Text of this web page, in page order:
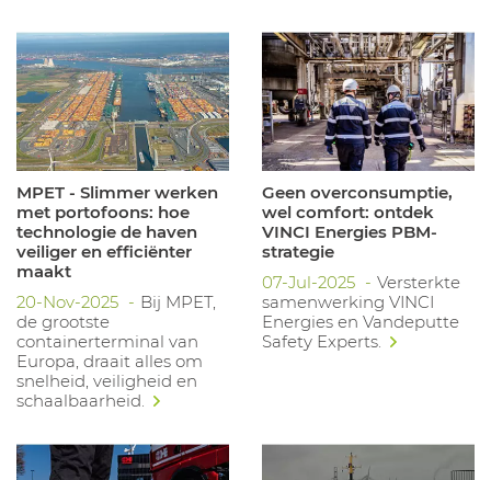
MPET - Slimmer werken
met portofoons: hoe
technologie de haven
veiliger en efficiënter
maakt
20-Nov-2025
Bij MPET,
de grootste
containerterminal van
Europa, draait alles om
snelheid, veiligheid en
schaalbaarheid.
Geen overconsumptie,
wel comfort: ontdek
VINCI Energies PBM-
strategie
07-Jul-2025
Versterkte
samenwerking VINCI
Energies en Vandeputte
Safety Experts.